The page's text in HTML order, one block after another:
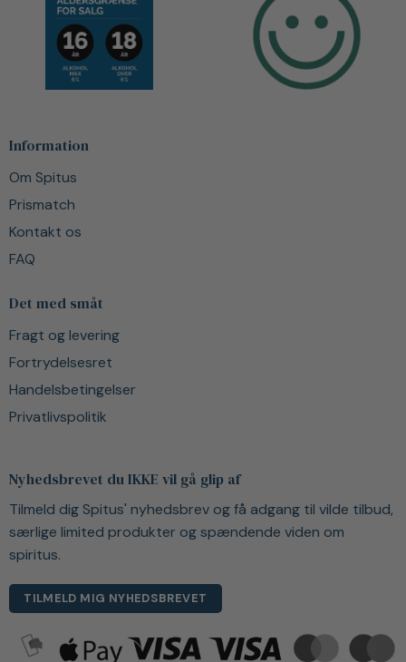
Information
Om Spitus
Prismatch
Kontakt os
FAQ
Det med småt
Fragt og levering
Fortrydelsesret
Handelsbetingelser
Privatlivspolitik
Nyhedsbrevet du IKKE vil gå glip af
Tilmeld dig Spitus' nyhedsbrev og få adgang til vilde tilbud,
særlige limited produkter og spændende viden om
spiritus.
TILMELD MIG NYHEDSBREVET